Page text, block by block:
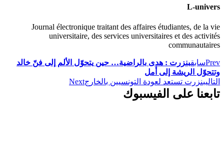
L-univers
Journal électronique traitant des affaires étudiantes, de la vie
universitaire, des services universitaires et des activités
communautaires
Prevسابقبنزرت : هدى بالراضية… حين يتحوّل الألم إلى فنّ خالد
وتتحوّل الريشة إلى أمل
التاليبنزرت تستعد لعودة التونسيين بالخارجNext
تابعنا على الفيسبوك